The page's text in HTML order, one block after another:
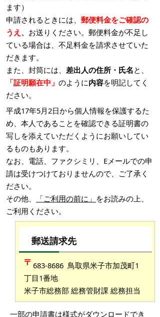
ます）
申請されるときには、 郵便料金をご確認の
うえ、 お送りください。郵便料金が不足し
ている場合は、不足料金を請求させていた
だきます。
また、封筒には、 差出人の住所・氏名と、
「証明願在中」 のように内容を明記してく
ださい。
平成17年5月2日から個人情報を保護するた
め、本人であることを確認できる証明書の
写しを添えていただくようにお願いしてい
るものもあります。
なお、電話、ファクシミリ、Eメールでの申
請は受けつけておりませんので、ご了承く
ださい。
その他、
「ご利用の前に」 をお読みの上、
ご利用ください。
郵送請求先
683-8686 鳥取県米子市加茂町1
丁目1番地
米子市総務部 総務管財課 総務担当
一部の申請書は様式がダウンロードでき